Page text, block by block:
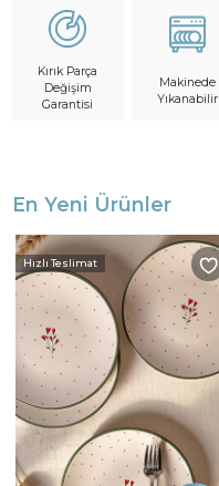
Kırık Parça
Değişim
Garantisi
Makinede
Yıkanabilir
En Yeni Ürünler
Hızlı Teslimat